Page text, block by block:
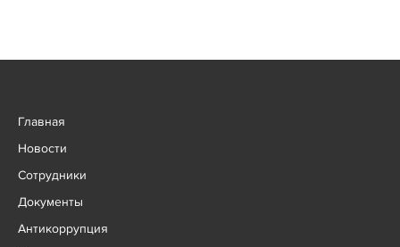
Главная
Новости
Сотрудники
Документы
Антикоррупция